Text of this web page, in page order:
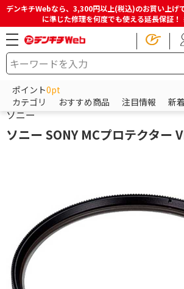
デンキチWebなら、3,300円以上(税込)のお買い上げ
に準じた修理を何度でも使える延長保証！
ポイント0pt
カテゴリ
おすすめ商品 注目情報 新
HOME 商品一覧ページ
ビデオカメラアクセサリー
その他ビデオカメラ用アクセサリー
ソニー
ソニー SONY MCプロテクター